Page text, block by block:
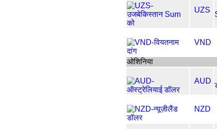
UZS
VND
ओशिनिया
AUD
NZD